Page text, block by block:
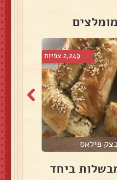
2,249 צפיות
פילאס
ביחד